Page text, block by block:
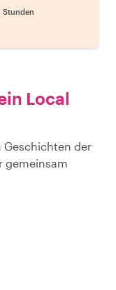
Stunden
Local
Geschichten der
gemeinsam